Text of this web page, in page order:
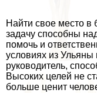
Найти свое место в
задачу способны
помочь и
условиях из Ульяны
руководитель,
Высоких целей не
больше ценит